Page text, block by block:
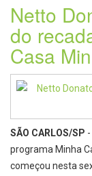
Netto
do
Casa
SÃO CARLOS/SP
programa Minha
começou nesta